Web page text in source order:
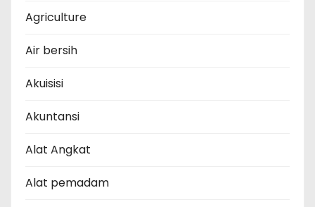
Agriculture
Air bersih
Akuisisi
Akuntansi
Alat Angkat
Alat pemadam